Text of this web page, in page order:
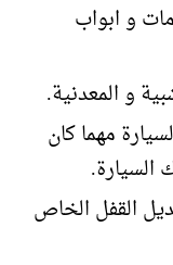
و ابواب
و المعدنية.
مهما كان
السيارة.
القفل الخاص